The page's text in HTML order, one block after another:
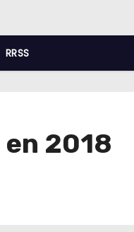
RRSS
2018